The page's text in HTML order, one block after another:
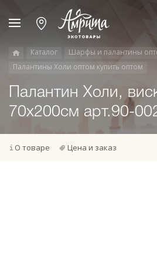
Каталог
Шарфы и палантины
Палантины Холи оптом купить оптом
Палантин Холи,
70х200см арт.90-
О товаре Цена и заказ